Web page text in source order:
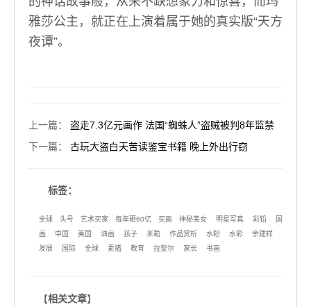
雅莎公主，就正在上演着属于她的真实版“天方
夜谭”。
上一篇： 盗走7.3亿元画作 法国“蜘蛛人”盗贼被判8年监禁
下一篇： 古玩大盗白天苦读鉴宝书籍 晚上外出行窃
标签：
全球 头号 艺术买家 每年砸60亿 买画 神秘美女 明星写真 彩铅
国
画
中国 美国 油画 孩子 米勒 作品赏析 水粉 水彩
余建祥
发展
国际 全球 素描 教育 拉斐尔 家长 书画
【相关文章】